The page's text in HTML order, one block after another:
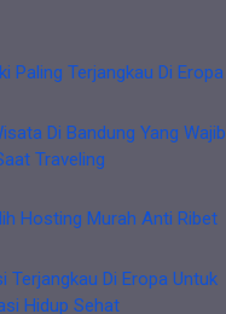
Paling Terjangkau Di Eropa
Di Bandung Yang Wajib
Traveling
Hosting Murah Anti Ribet
Terjangkau Di Eropa Untuk
Hidup Sehat